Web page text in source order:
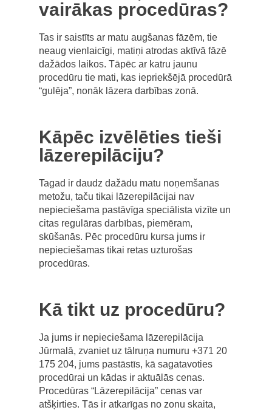
vairākas procedūras?
Tas ir saistīts ar matu augšanas fāzēm, tie
neaug vienlaicīgi, matiņi atrodas aktīvā fāzē
dažādos laikos. Tāpēc ar katru jaunu
procedūru tie mati, kas iepriekšējā procedūrā
“gulēja”, nonāk lāzera darbības zonā.
Kāpēc izvēlēties tieši
lāzerepilāciju?
Tagad ir daudz dažādu matu noņemšanas
metožu, taču tikai lāzerepilācijai nav
nepieciešama pastāvīga speciālista vizīte un
citas regulāras darbības, piemēram,
skūšanās. Pēc procedūru kursa jums ir
nepieciešamas tikai retas uzturošas
procedūras.
Kā tikt uz procedūru?
Ja jums ir nepieciešama lāzerepilācija
Jūrmalā, zvaniet uz tālruņa numuru +371 20
175 204, jums pastāstīs, kā sagatavoties
procedūrai un kādas ir aktuālās cenas.
Procedūras “Lāzerepilācija” cenas var
atšķirties. Tās ir atkarīgas no zonu skaita,